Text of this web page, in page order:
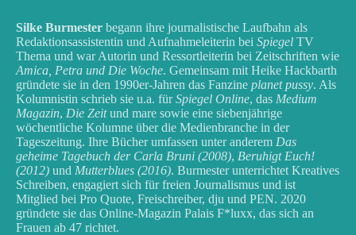
Silke Burmester begann ihre journalistische Laufbahn als
Redaktionsassistentin und Aufnahmeleiterin bei Spiegel TV
Thema und war Autorin und Ressortleiterin bei Zeitschriften wie
Amica, Petra und Die Woche. Gemeinsam mit Heike Hackbarth
gründete sie in den 1990er-Jahren das Fanzine planet pussy. Als
Kolumnistin schrieb sie u.a. fürSpiegel Online, das Medium
Magazin, Die Zeitund mare sowie eine siebenjährige
wöchentliche Kolumne über die Medienbranche in der
Tageszeitung. Ihre Bücher umfassen unter anderem Das
geheime Tagebuch der Carla Bruni (2008), Beruhigt Euch!
(2012) und Mutterblues (2016). Burmester unterrichtet Kreatives
Schreiben, engagiert sich für freien Journalismus und ist
Mitglied bei Pro Quote, Freischreiber, dju und PEN. 2020
gründete sie das Online-Magazin Palais F*luxx, das sich an
Frauen ab 47 richtet.